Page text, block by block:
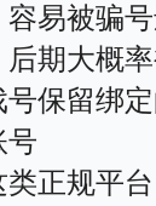
易被骗
后期大概
保留绑
号
类正规平